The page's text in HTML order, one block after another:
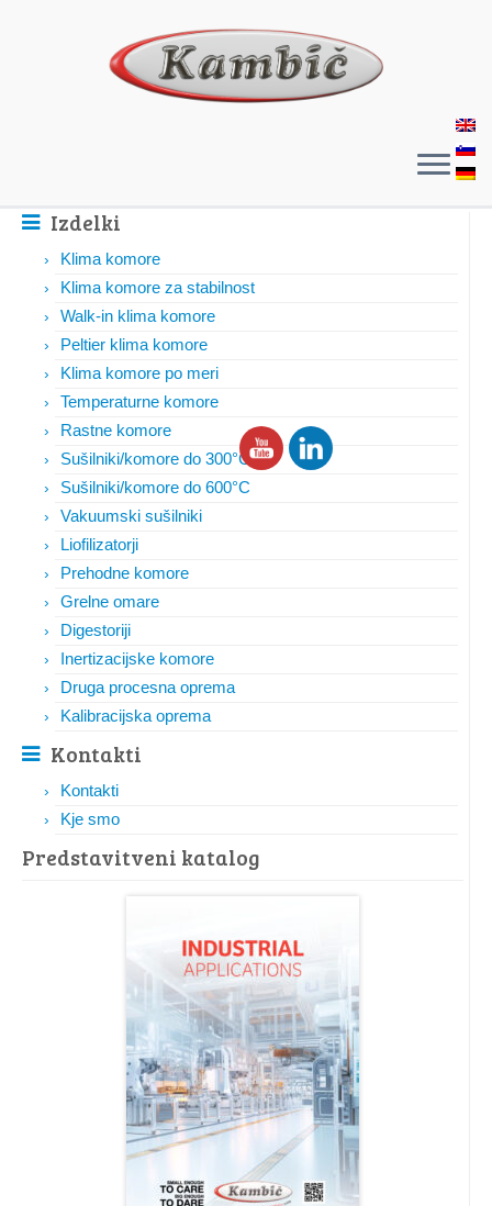
Izdelki
Klima komore
Klima komore za stabilnost
Walk-in klima komore
Peltier klima komore
Klima komore po meri
Temperaturne komore
Rastne komore
Sušilniki/komore do 300°C
Sušilniki/komore do 600°C
Vakuumski sušilniki
Liofilizatorji
Prehodne komore
Grelne omare
Digestoriji
Inertizacijske komore
Druga procesna oprema
Kalibracijska oprema
Kontakti
Kontakti
Kje smo
Predstavitveni katalog​​